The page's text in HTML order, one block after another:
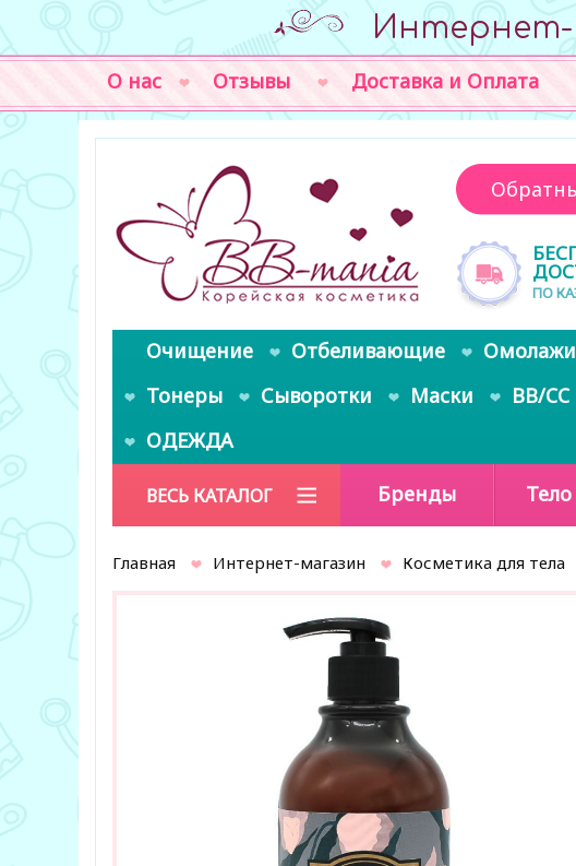
Интернет-
О нас Отзывы Доставка и Оплата
ПО
Очищение Отбеливающие
Тонеры
Сыворотки Маски BB/
ОДЕЖДА
ВЕСЬ КАТАЛОГ Бренды Тело
Главная Интернет-магазин Косметика для тела